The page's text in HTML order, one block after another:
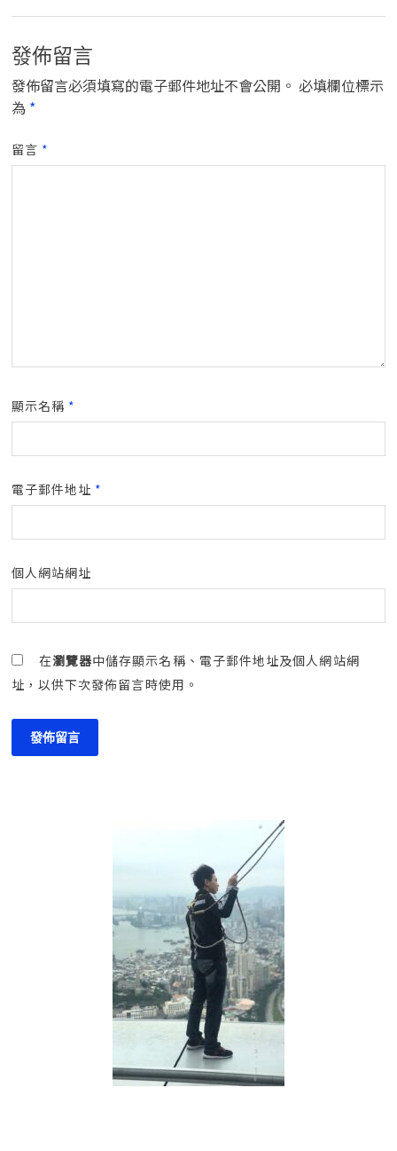
發佈留言
發佈留言必須填寫的電子郵件地址不會公開。 必填欄位標示
為 *
留言 *
顯示名稱 *
電子郵件地址 *
個人網站網址
在瀏覽器中儲存顯示名稱、電子郵件地址及個人網站網
址，以供下次發佈留言時使用。